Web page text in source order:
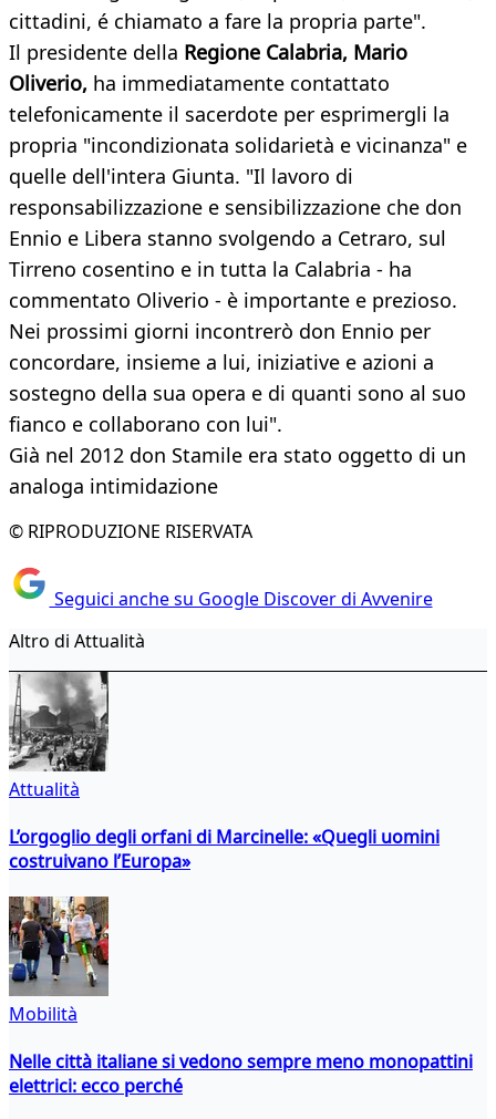
cittadini, é chiamato a fare la propria parte".
Il presidente della Regione Calabria, Mario
Oliverio, ha immediatamente contattato
telefonicamente il sacerdote per esprimergli la
propria "incondizionata solidarietà e vicinanza" e
quelle dell'intera Giunta. "Il lavoro di
responsabilizzazione e sensibilizzazione che don
Ennio e Libera stanno svolgendo a Cetraro, sul
Tirreno cosentino e in tutta la Calabria - ha
commentato Oliverio - è importante e prezioso.
Nei prossimi giorni incontrerò don Ennio per
concordare, insieme a lui, iniziative e azioni a
sostegno della sua opera e di quanti sono al suo
fianco e collaborano con lui".
Già nel 2012 don Stamile era stato oggetto di un
analoga intimidazione
© RIPRODUZIONE RISERVATA
Seguici anche su Google Discover di Avvenire
Altro di Attualità
Attualità
L’orgoglio degli orfani di Marcinelle: «Quegli uomini
costruivano l’Europa»
Mobilità
Nelle città italiane si vedono sempre meno monopattini
elettrici: ecco perché